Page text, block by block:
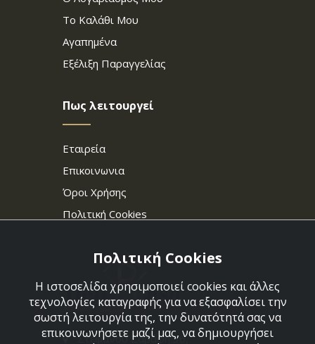
Το Καλάθι Μου
Αγαπημένα
Εξέλιξη Παραγγελίας
Πως λειτουργεί
Εταιρεία
Επικοινωνια
Όροι Χρήσης
Πολιτική Cookies
Στεφάνου Σαράφη 36,
Πολιτική Cookies
Η ιστοσελίδα χρησιμοποιεί cookies και άλλες
τεχνολογίες καταγραφής για να εξασφαλίσει την
σωστή λειτουργία της, την δυνατότητά σας να
επικοινωνήσετε μαζί μας, να δημιουργήσει